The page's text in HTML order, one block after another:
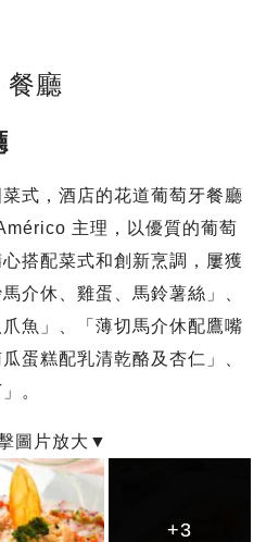
餐廳
式，酒店的花道葡萄牙餐廳
主理，以優質的葡萄
搭配菜式和創新烹調，屢獲
介休、雞蛋、馬鈴薯絲」、
爪魚」、「薄切馬介休配鷹嘴
蛋糕配乳清乾酪及杏仁」、
。
+3
+3
+3